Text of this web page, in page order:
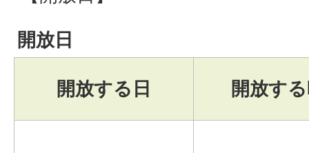
開放日
開放する日 開放す